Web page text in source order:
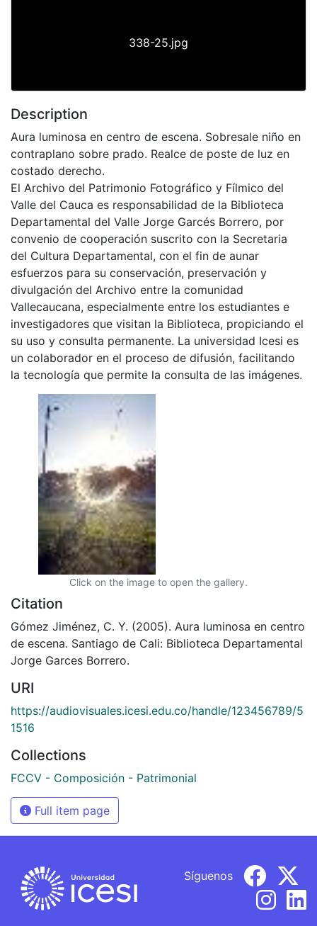
338-25.jpg
Description
Aura luminosa en centro de escena. Sobresale niño en
contraplano sobre prado. Realce de poste de luz en
costado derecho.
El Archivo del Patrimonio Fotográfico y Fílmico del
Valle del Cauca es responsabilidad de la Biblioteca
Departamental del Valle Jorge Garcés Borrero, por
convenio de cooperación suscrito con la Secretaria
del Cultura Departamental, con el fin de aunar
esfuerzos para su conservación, preservación y
divulgación del Archivo entre la comunidad
Vallecaucana, especialmente entre los estudiantes e
investigadores que visitan la Biblioteca, propiciando el
su uso y consulta permanente. La universidad Icesi es
un colaborador en el proceso de difusión, facilitando
la tecnología que permite la consulta de las imágenes.
Click on the image to open the gallery.
Citation
Gómez Jiménez, C. Y. (2005). Aura luminosa en centro
de escena. Santiago de Cali: Biblioteca Departamental
Jorge Garces Borrero.
URI
https://audiovisuales.icesi.edu.co/handle/123456789/5
1516
Collections
FCCV - Composición - Patrimonial
Full item page
Síguenos